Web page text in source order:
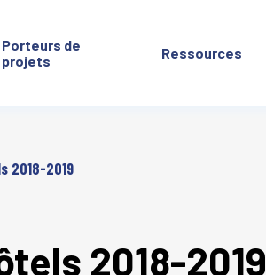
Porteurs de
projets
Ressources
2018-2019
2018-2019